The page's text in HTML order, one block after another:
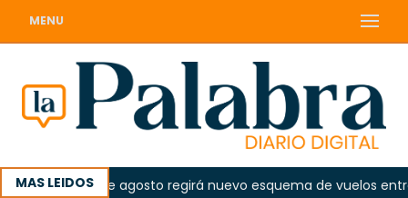
MENU
MAS LEIDOS
Desde el 10 de agosto regirá nuevo esquema de vuelos entre